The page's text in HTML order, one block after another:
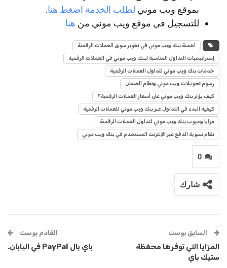
بموقع ويب موني لطلب الخدمة اضغط هنا.
للتسجيل في موقع ويب موني من هنا
أهمية بنك ويب موني في تطوير سوق العملات الرقمية
إستراتيجيات التداول المناسبة لبنك ويب موني في العملات الرقمية
خدمات بنك ويب موني لتداول العملات الرقمية
رسوم تحويلات ويب موني ونظام الضمان
كيف يؤثر بنك ويب موني على أسعار العملات الرقمية؟
كيفية البدء في التداول عبر بنك ويب موني للعملات الرقمية
مزايا وعيوب بنك ويب موني لتداول العملات الرقمية
نظام تسوية الدفع عبر الإنترنت المستخدم في بنك ويب موني
0
شارك
السابق بوست
المزايا التي توفرها محفظة
ستيك باي
القادم بوست
باي بال PayPal في اليابان.